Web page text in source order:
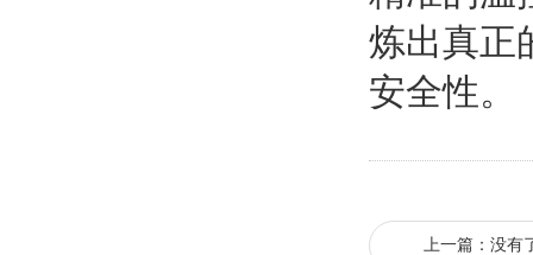
炼出真正
安全性。
上一篇：没有